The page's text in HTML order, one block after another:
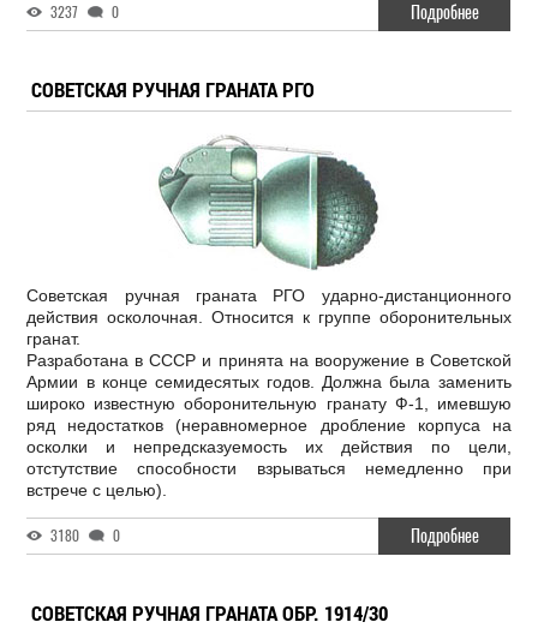
3237 0 Подробнее
СОВЕТСКАЯ РУЧНАЯ ГРАНАТА РГО
Советская ручная граната РГО ударно-дистанционного
действия осколочная. Относится к группе оборонительных
гранат.
Разработана в СССР и принята на вооружение в Советской
Армии в конце семидесятых годов. Должна была заменить
широко известную оборонительную гранату Ф-1, имевшую
ряд недостатков (неравномерное дробление корпуса на
осколки и непредсказуемость их действия по цели,
отстутствие способности взрываться немедленно при
встрече с целью).
3180 0 Подробнее
СОВЕТСКАЯ РУЧНАЯ ГРАНАТА ОБР. 1914/30